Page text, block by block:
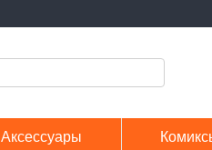
Аксессуары